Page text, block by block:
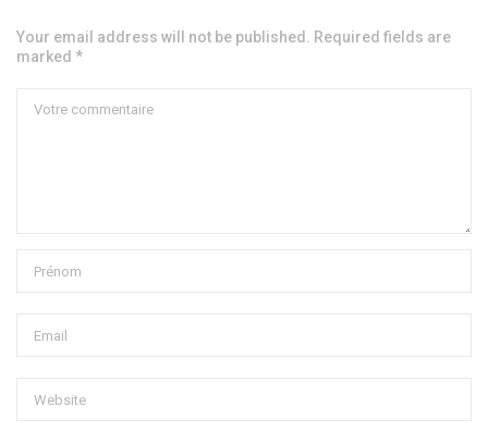
Your email address will not be published. Required fields are
marked *